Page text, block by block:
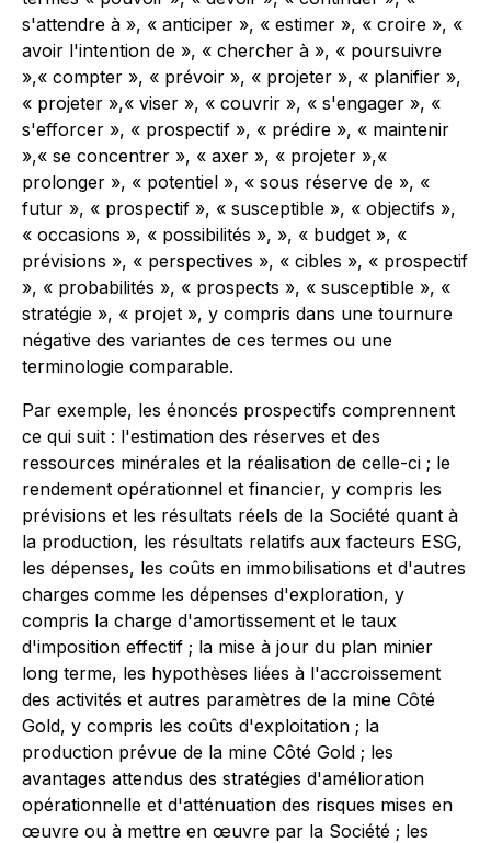
s'attendre à », « anticiper », « estimer », « croire », «
avoir l'intention de », « chercher à », « poursuivre
»,« compter », « prévoir », « projeter », « planifier »,
« projeter »,« viser », « couvrir », « s'engager », «
s'efforcer », « prospectif », « prédire », « maintenir
»,« se concentrer », « axer », « projeter »,«
prolonger », « potentiel », « sous réserve de », «
futur », « prospectif », « susceptible », « objectifs »,
« occasions », « possibilités », », « budget », «
prévisions », « perspectives », « cibles », « prospectif
», « probabilités », « prospects », « susceptible », «
stratégie », « projet », y compris dans une tournure
négative des variantes de ces termes ou une
terminologie comparable.
Par exemple, les énoncés prospectifs comprennent
ce qui suit : l'estimation des réserves et des
ressources minérales et la réalisation de celle-ci ; le
rendement opérationnel et financier, y compris les
prévisions et les résultats réels de la Société quant à
la production, les résultats relatifs aux facteurs ESG,
les dépenses, les coûts en immobilisations et d'autres
charges comme les dépenses d'exploration, y
compris la charge d'amortissement et le taux
d'imposition effectif ; la mise à jour du plan minier
long terme, les hypothèses liées à l'accroissement
des activités et autres paramètres de la mine Côté
Gold, y compris les coûts d'exploitation ; la
production prévue de la mine Côté Gold ; les
avantages attendus des stratégies d'amélioration
opérationnelle et d'atténuation des risques mises en
œuvre ou à mettre en œuvre par la Société ; les